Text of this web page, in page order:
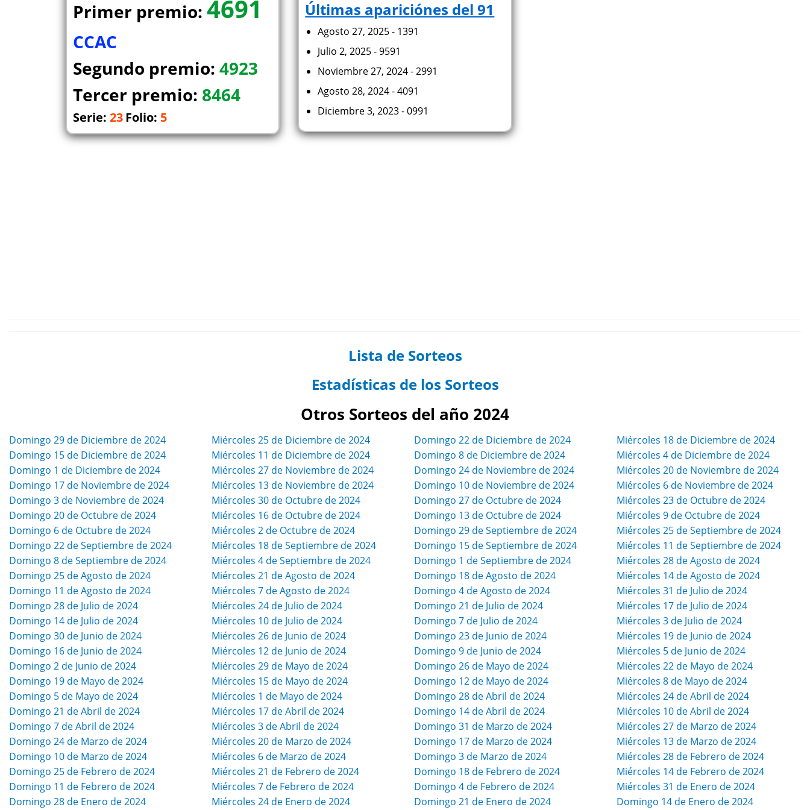
Primer premio: 4691
CCAC
Segundo premio: 4923
Tercer premio: 8464
Serie: 23Folio: 5
Últimas apariciónes del 91
Agosto 27, 2025 - 1391
Julio 2, 2025 - 9591
Noviembre 27, 2024 - 2991
Agosto 28, 2024 - 4091
Diciembre 3, 2023 - 0991
Lista de Sorteos
Estadísticas de los Sorteos
Otros Sorteos del año 2024
Domingo 29 de Diciembre de 2024 Miércoles 25 de Diciembre de 2024 Domingo 22 de Diciembre de 2024
Miércoles 18 de Diciembre de 2024
Domingo 15 de Diciembre de 2024
Miércoles 11 de Diciembre de 2024 Domingo 8 de Diciembre de 2024
Miércoles 4 de Diciembre de 2024
Domingo 1 de Diciembre de 2024
Miércoles 27 de Noviembre de 2024 Domingo 24 de Noviembre de 2024
Miércoles 20 de Noviembre de 2024
Domingo 17 de Noviembre de 2024
Miércoles 13 de Noviembre de 2024 Domingo 10 de Noviembre de 2024
Miércoles 6 de Noviembre de 2024
Domingo 3 de Noviembre de 2024
Miércoles 30 de Octubre de 2024 Domingo 27 de Octubre de 2024
Miércoles 23 de Octubre de 2024
Domingo 20 de Octubre de 2024
Miércoles 16 de Octubre de 2024 Domingo 13 de Octubre de 2024
Miércoles 9 de Octubre de 2024
Domingo 6 de Octubre de 2024
Miércoles 2 de Octubre de 2024 Domingo 29 de Septiembre de 2024
Miércoles 25 de Septiembre de 2024
Domingo 22 de Septiembre de 2024
Miércoles 18 de Septiembre de 2024 Domingo 15 de Septiembre de 2024
Miércoles 11 de Septiembre de 2024
Domingo 8 de Septiembre de 2024
Miércoles 4 de Septiembre de 2024 Domingo 1 de Septiembre de 2024
Miércoles 28 de Agosto de 2024
Domingo 25 de Agosto de 2024
Miércoles 21 de Agosto de 2024 Domingo 18 de Agosto de 2024
Miércoles 14 de Agosto de 2024
Domingo 11 de Agosto de 2024
Miércoles 7 de Agosto de 2024 Domingo 4 de Agosto de 2024
Miércoles 31 de Julio de 2024
Domingo 28 de Julio de 2024
Miércoles 24 de Julio de 2024 Domingo 21 de Julio de 2024
Miércoles 17 de Julio de 2024
Domingo 14 de Julio de 2024
Miércoles 10 de Julio de 2024 Domingo 7 de Julio de 2024
Miércoles 3 de Julio de 2024
Domingo 30 de Junio de 2024
Miércoles 26 de Junio de 2024 Domingo 23 de Junio de 2024
Miércoles 19 de Junio de 2024
Domingo 16 de Junio de 2024
Miércoles 12 de Junio de 2024 Domingo 9 de Junio de 2024
Miércoles 5 de Junio de 2024
Domingo 2 de Junio de 2024
Miércoles 29 de Mayo de 2024 Domingo 26 de Mayo de 2024
Miércoles 22 de Mayo de 2024
Domingo 19 de Mayo de 2024
Miércoles 15 de Mayo de 2024 Domingo 12 de Mayo de 2024
Miércoles 8 de Mayo de 2024
Domingo 5 de Mayo de 2024
Miércoles 1 de Mayo de 2024 Domingo 28 de Abril de 2024
Miércoles 24 de Abril de 2024
Domingo 21 de Abril de 2024
Miércoles 17 de Abril de 2024 Domingo 14 de Abril de 2024
Miércoles 10 de Abril de 2024
Domingo 7 de Abril de 2024
Miércoles 3 de Abril de 2024 Domingo 31 de Marzo de 2024
Miércoles 27 de Marzo de 2024
Domingo 24 de Marzo de 2024
Miércoles 20 de Marzo de 2024 Domingo 17 de Marzo de 2024
Miércoles 13 de Marzo de 2024
Domingo 10 de Marzo de 2024
Miércoles 6 de Marzo de 2024 Domingo 3 de Marzo de 2024
Miércoles 28 de Febrero de 2024
Domingo 25 de Febrero de 2024
Miércoles 21 de Febrero de 2024 Domingo 18 de Febrero de 2024
Miércoles 14 de Febrero de 2024
Domingo 11 de Febrero de 2024
Miércoles 7 de Febrero de 2024 Domingo 4 de Febrero de 2024
Miércoles 31 de Enero de 2024
Domingo 28 de Enero de 2024
Miércoles 24 de Enero de 2024 Domingo 21 de Enero de 2024 Domingo 14 de Enero de 2024